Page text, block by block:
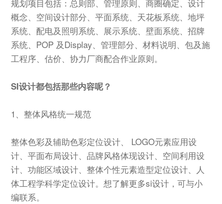
规划项目包括：总则部、管理原则、商圈确定、设计
概念、空间设计部分、平面系统、天花板系统、地坪
系统、配电及照明系统、展示系统、壁面系统、招牌
系统、POP 及Display、管理部分、材料说明、包及施
工程序、估价、协力厂商配合作业原则。
SI设计都包括那些内容呢？
1、整体风格统一规范
整体色彩及辅助色彩定位设计、 LOGO元素应用设
计、平面布局设计、品牌风格体现设计、空间利用设
计、功能区域设计、整体个性元素造型定位设计、人
体工程学科学定位设计。想了解更多si设计，可与小
编联系。